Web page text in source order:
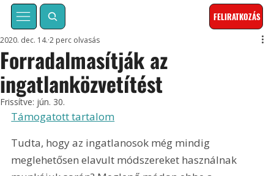
FELIRATKOZÁS
Forradalmasítják az
ingatlanközvetítést
2020. dec. 14. 2 perc olvasás
Frissítve: jún. 30.
Támogatott tartalom
Tudta, hogy az ingatlanosok még mindig
meglehetősen elavult módszereket használnak